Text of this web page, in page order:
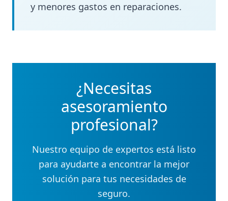
y menores gastos en reparaciones.
¿Necesitas
asesoramiento
profesional?
Nuestro equipo de expertos está listo
para ayudarte a encontrar la mejor
solución para tus necesidades de
seguro.